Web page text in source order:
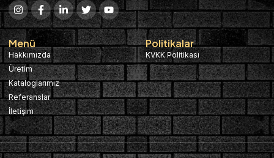
Menü
Hakkımızda
Üretim
Kataloglarımız
Referanslar
İletişim
Politikalar
KVKK Politikası